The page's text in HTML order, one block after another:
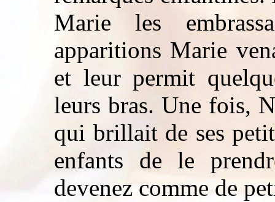
Marie les
apparitions Marie
et leur permit
leurs bras. Une fois,
qui brillait de ses
enfants de le
devenez comme de